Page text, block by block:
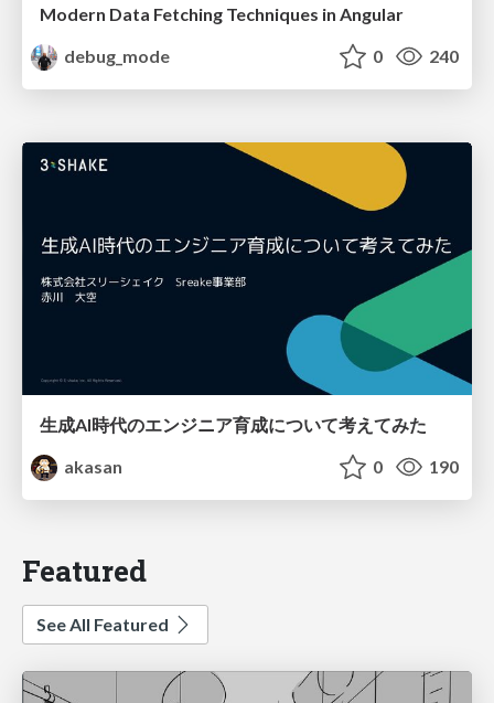
Modern Data Fetching Techniques in Angular
debug_mode
0 240
生成AI時代のエンジニア育成について考えてみた
akasan
0 190
Featured
See All Featured